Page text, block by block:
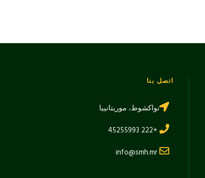
اتصل بنا
نواكشوط، موريتانييا
+222 45255993
info@smh.mr